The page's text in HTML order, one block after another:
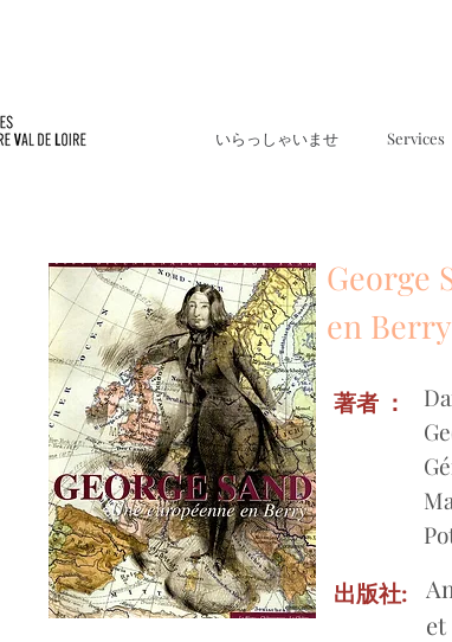
いらっしゃいませ Services
George
en Berry
著者 ：
出版社: